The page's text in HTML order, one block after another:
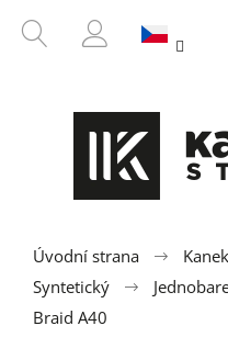
HLEDAT
PŘIHLÁŠENÍ
Úvodní strana
Syntetický
Braid A40
ZPĚT
ZPĚT
e
b